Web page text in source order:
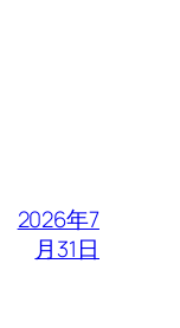
2026年7
月31日